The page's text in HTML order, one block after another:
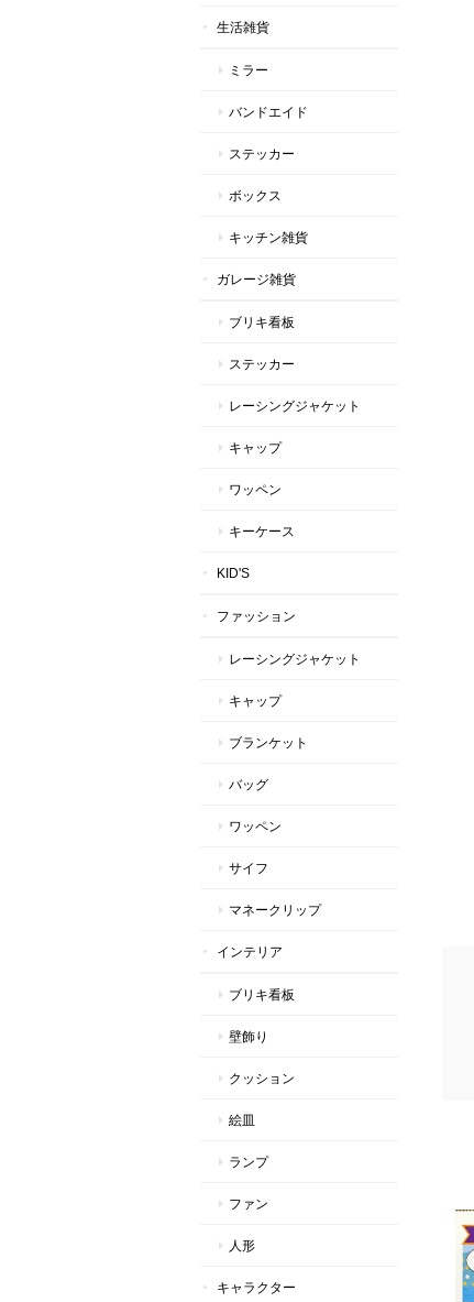
生活雑貨
ミラー
バンドエイド
ステッカー
ボックス
キッチン雑貨
ガレージ雑貨
ブリキ看板
ステッカー
レーシングジャケット
キャップ
ワッペン
キーケース
KID'S
ファッション
レーシングジャケット
キャップ
ブランケット
バッグ
ワッペン
サイフ
マネークリップ
インテリア
ブリキ看板
壁飾り
クッション
絵皿
ランプ
ファン
人形
キャラクター